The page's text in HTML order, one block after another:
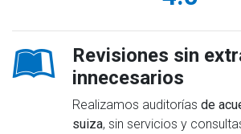
Revisiones sin
innecesarios
Realizamos auditorías de
suiza, sin servicios y